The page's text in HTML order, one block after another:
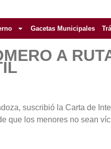
Gacetas Municipales
A
suscribió la Carta de
que los menores no sean